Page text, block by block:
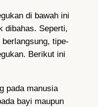
di bawah ini
dibahas. Seperti,
tipe-
Berikut ini
pada manusia
bayi maupun